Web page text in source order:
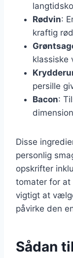
Rødvin:
kraftig
klassiske
persille
Bacon:
Disse
personlig
opskrifter
tomater for at
vigtigt at
påvirke den
Sådan